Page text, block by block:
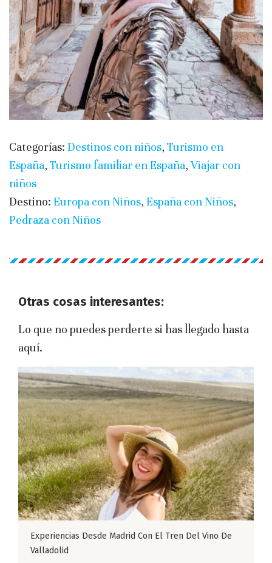
Categorías: Destinos con niños, Turismo en
España, Turismo familiar en España, Viajar con
niños
Destino: Europa con Niños, España con Niños,
Pedraza con Niños
Otras cosas interesantes:
Lo que no puedes perderte si has llegado hasta
aquí.
Experiencias Desde Madrid Con El Tren Del Vino De
Valladolid